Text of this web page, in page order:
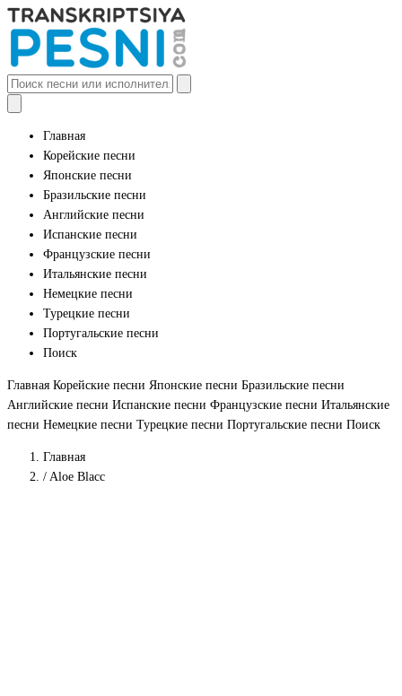
Главная
Корейские песни
Японские песни
Бразильские песни
Английские песни
Испанские песни
Французские песни
Итальянские песни
Немецкие песни
Турецкие песни
Португальские песни
Поиск
Главная Корейские песни Японские песни Бразильские песни
Английские песни Испанские песни Французские песни Итальянские
песни Немецкие песни Турецкие песни Португальские песни Поиск
Главная
/ Aloe Blacc